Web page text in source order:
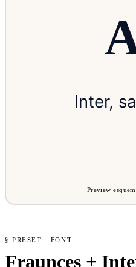
Preview
§ PRESET · FONT
Fraunces +